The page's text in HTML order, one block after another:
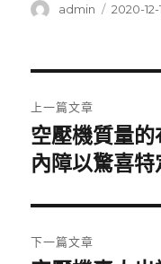
作
admin
發
2020-12-
章
導
覽
上一篇文章
上
一
文
章:
空壓機質量
內障以驚喜特
下一篇文章